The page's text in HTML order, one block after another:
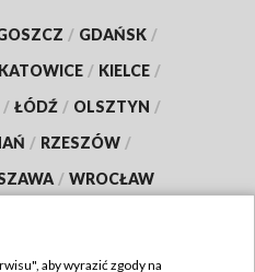
/ GDAŃSK /
KATOWICE / KIELCE /
/ ŁÓDŹ / OLSZTYN /
/ RZESZÓW /
/ WROCŁAW
aby wyrazić zgody na